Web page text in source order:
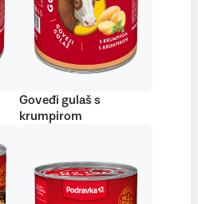
Goveđi gulaš s
krumpirom